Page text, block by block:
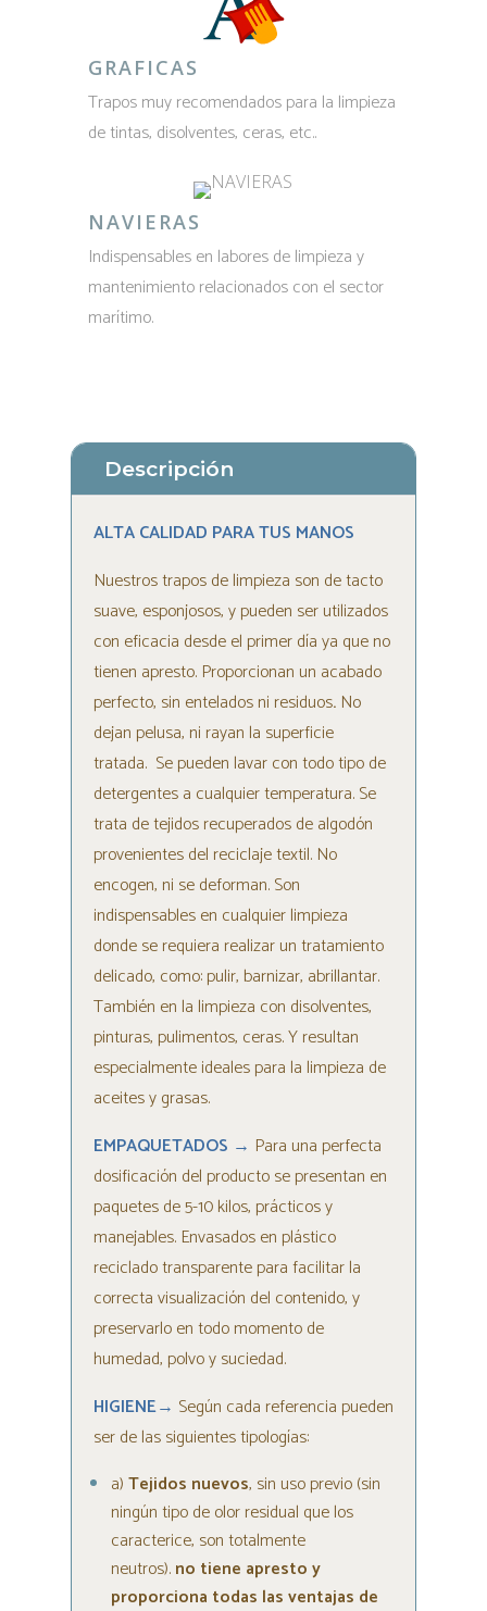
GRAFICAS
Trapos muy recomendados para la limpieza
de tintas, disolventes, ceras, etc..
NAVIERAS
Indispensables en labores de limpieza y
mantenimiento relacionados con el sector
marítimo.
Descripción
ALTA CALIDAD PARA TUS MANOS
Nuestros trapos de limpieza son de tacto
suave, esponjosos, y pueden ser utilizados
con eficacia desde el primer día ya que no
tienen apresto. Proporcionan un acabado
perfecto, sin entelados ni residuos. No
dejan pelusa, ni rayan la superficie
tratada. Se pueden lavar con todo tipo de
detergentes a cualquier temperatura. Se
trata de tejidos recuperados de algodón
provenientes del reciclaje textil. No
encogen, ni se deforman. Son
indispensables en cualquier limpieza
donde se requiera realizar un tratamiento
delicado, como: pulir, barnizar, abrillantar.
También en la limpieza con disolventes,
pinturas, pulimentos, ceras. Y resultan
especialmente ideales para la limpieza de
aceites y grasas.
EMPAQUETADOS → Para una perfecta
dosificación del producto se presentan en
paquetes de 5-10 kilos, prácticos y
manejables. Envasados en plástico
reciclado transparente para facilitar la
correcta visualización del contenido, y
preservarlo en todo momento de
humedad, polvo y suciedad.
HIGIENE→ Según cada referencia pueden
ser de las siguientes tipologías:
a)Tejidos nuevos, sin uso previo (sin
ningún tipo de olor residual que los
caracterice, son totalmente
neutros).no tiene apresto y
proporciona todas las ventajas de